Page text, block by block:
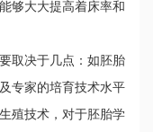
够大大提高着床率和
取决于几点：如胚胎
专家的培育技术水平
殖技术，对于胚胎学